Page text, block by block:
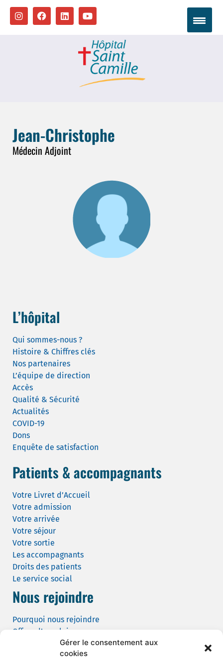
Gérer le consentement aux
cookies
Jean-Christophe
Médecin Adjoint
L’hôpital
Qui sommes-nous ?
Histoire & Chiffres clés
Nos partenaires
L’équipe de direction
Accès
Qualité & Sécurité
Actualités
COVID-19
Dons
Enquête de satisfaction
Patients & accompagnants
Votre Livret d’Accueil
Votre admission
Votre arrivée
Votre séjour
Votre sortie
Les accompagnants
Droits des patients
Le service social
Nous rejoindre
Pourquoi nous rejoindre
Offres d’emploi
Candidature spontanée
Demande de tournage